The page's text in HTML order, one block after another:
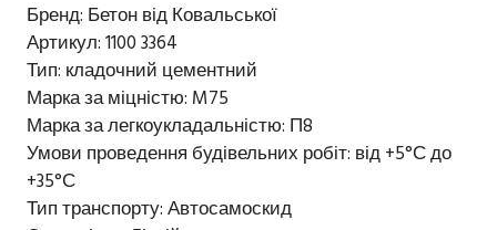
Бренд: Бетон від Ковальської
Артикул: 1100 3364
Тип: кладочний цементний
Марка за міцністю: M75
Марка за легкоукладальністю: П8
Умови проведення будівельних робіт: від +5°С до
+35°С
Тип транспорту: Автосамоскид